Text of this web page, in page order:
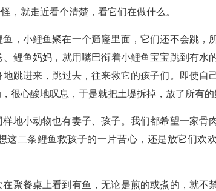
，就走近看个清楚，看它们在做什么。
，小鲤鱼聚在一个窟窿里面，它们还不会跳，
鲤鱼妈妈，就用嘴巴衔着小鲤鱼宝宝跳到有水
跳进来，跳过去，往来救它的孩子们。即使自
很心酸地叹息，于是就把土堤拆掉，放了所有的
地小动物也有妻子、孩子。我们都希望一家骨
这二条鲤鱼救孩子的一片苦心，还是放它们欢
聚餐桌上看到有鱼，无论是煎的或煮的，就不